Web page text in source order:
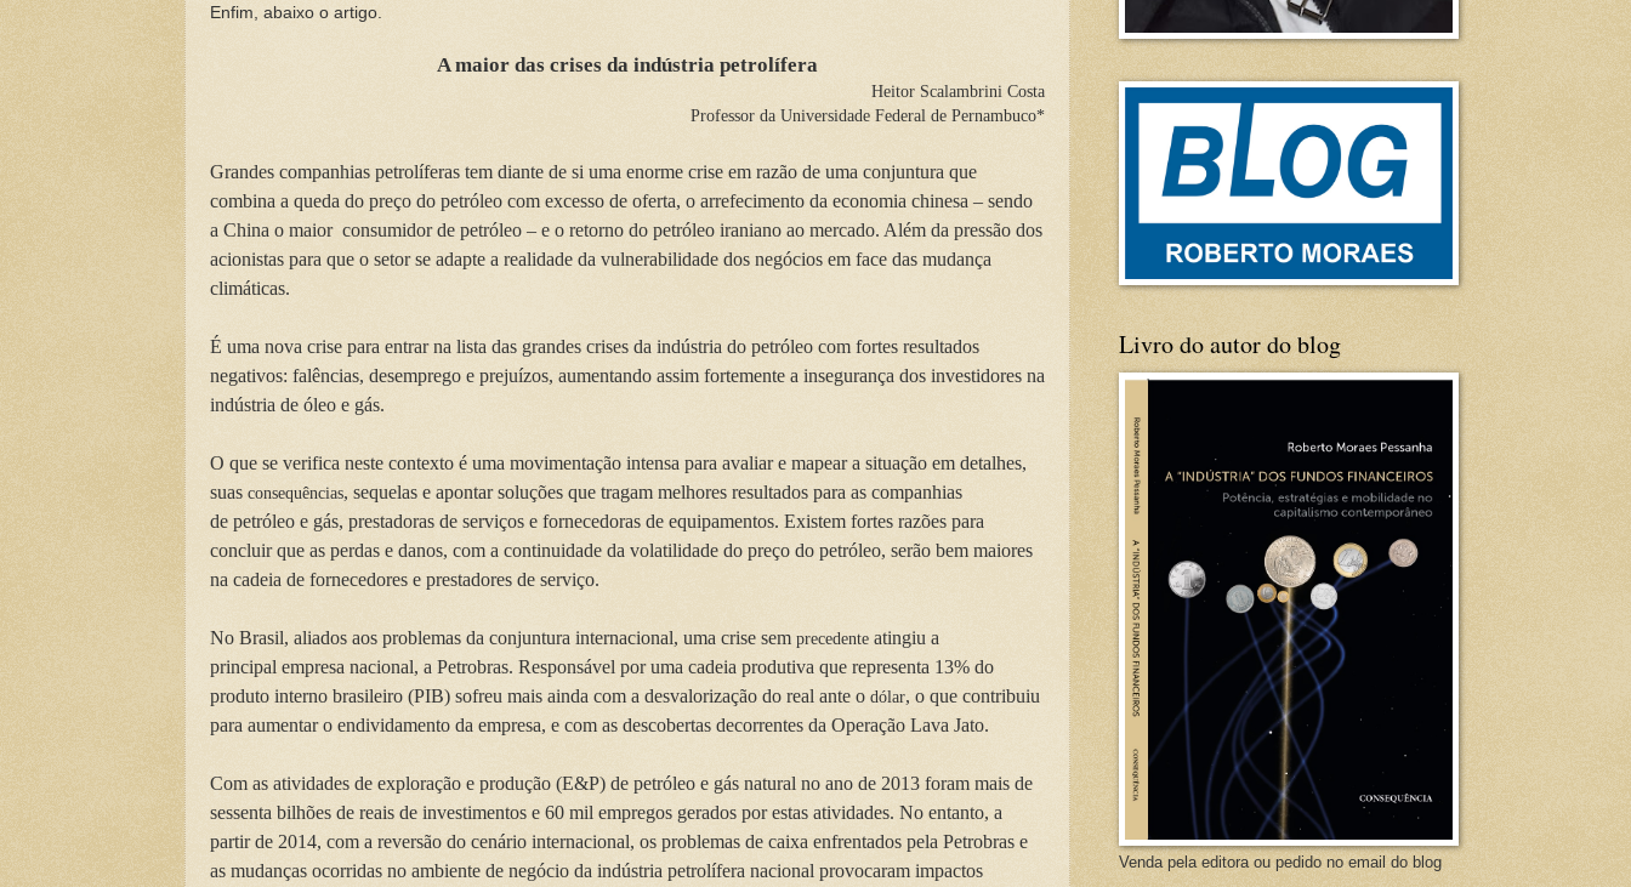
Enfim, abaixo o artigo.
A maior das crises da indústria petrolífera
Heitor Scalambrini Costa
Professor da Universidade Federal de Pernambuco*
Grandes companhias petrolíferas tem diante de si uma enorme crise em razão de uma conjuntura que
combina a queda do preço do petróleo com excesso de oferta, o arrefecimento da economia chinesa – sendo
a China o maior consumidor de petróleo – e o retorno do petróleo iraniano ao mercado. Além da pressão dos
acionistas para que o setor se adapte a realidade da vulnerabilidade dos negócios em face das mudança
climáticas.
É uma nova crise para entrar na lista das grandes crises da indústria do petróleo com fortes resultados
negativos: falências, desemprego e prejuízos, aumentando assim fortemente a insegurança dos investidores na
indústria de óleo e gás.
O que se verifica neste contexto é uma movimentação intensa para avaliar e mapear a situação em detalhes,
suas consequências, sequelas e apontar soluções que tragam melhores resultados para as companhias
de petróleo e gás, prestadoras de serviços e fornecedoras de equipamentos. Existem fortes razões para
concluir que as perdas e danos, com a continuidade da volatilidade do preço do petróleo, serão bem maiores
na cadeia de fornecedores e prestadores de serviço.
No Brasil, aliados aos problemas da conjuntura internacional, uma crise sem precedente atingiu a
principal empresa nacional, a Petrobras. Responsável por uma cadeia produtiva que representa 13% do
produto interno brasileiro (PIB) sofreu mais ainda com a desvalorização do real ante o dólar, o que contribuiu
para aumentar o endividamento da empresa, e com as descobertas decorrentes da Operação Lava Jato.
Com as atividades de exploração e produção (E&P) de petróleo e gás natural no ano de 2013 foram mais de
sessenta bilhões de reais de investimentos e 60 mil empregos gerados por estas atividades. No entanto, a
partir de 2014, com a reversão do cenário internacional, os problemas de caixa enfrentados pela Petrobras e
as mudanças ocorridas no ambiente de negócio da indústria petrolífera nacional provocaram impactos
Livro do autor do blog
Venda pela editora ou pedido no email do blog